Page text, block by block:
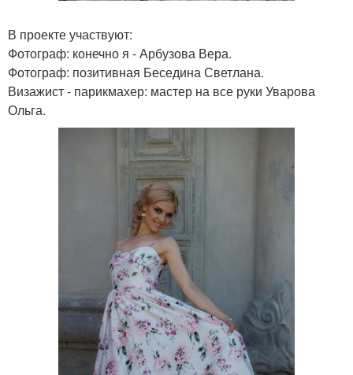
В проекте участвуют:
Фотограф: конечно я - Арбузова Вера.
Фотограф: позитивная Беседина Светлана.
Визажист - парикмахер: мастер на все руки Уварова
Ольга.